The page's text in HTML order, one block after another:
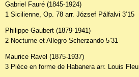
Gabriel Fauré (1845-1924)
1 Sicilienne, Op. 78 arr. József Pálfalvi 3’15
Philippe Gaubert (1879-1941)
2 Nocturne et Allegro Scherzando 5’31
Maurice Ravel (1875-1937)
3 Pièce en forme de Habanera arr. Louis